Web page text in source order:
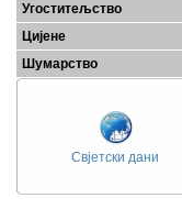
Угоститељство
Цијене
Шумарство
Свјетски дани